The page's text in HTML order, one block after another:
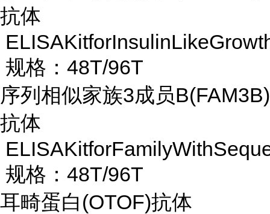
抗体
规格：48T/96T
序列相似家族3成员B(FAM3B)
抗体
规格：48T/96T
耳畸蛋白 (OTOF)抗体